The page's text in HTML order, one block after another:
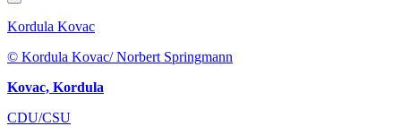
Kordula Kovac
© Kordula Kovac/ Norbert Springmann
Kovac, Kordula
CDU/CSU